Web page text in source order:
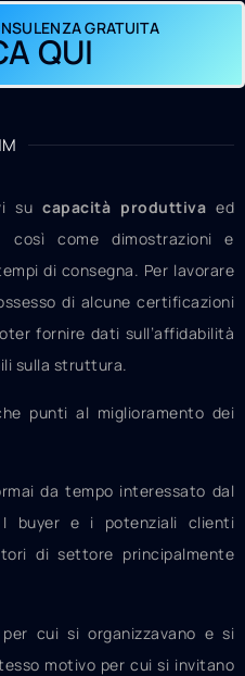
GRATUITA
QUI
su capacità produttiva ed
così come dimostrazioni e
di consegna. Per lavorare
di alcune certificazioni
fornire dati sull’affidabilità
sulla struttura.
punti al miglioramento dei
da tempo interessato dal
I buyer e i potenziali clienti
di settore principalmente
cui si organizzavano e si
motivo per cui si invitano